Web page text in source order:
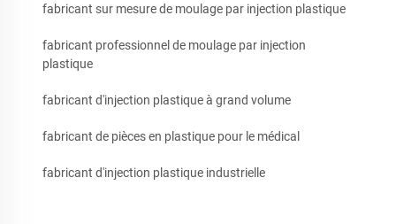
fabricant sur mesure de moulage par injection plastique
fabricant professionnel de moulage par injection
plastique
fabricant d'injection plastique à grand volume
fabricant de pièces en plastique pour le médical
fabricant d'injection plastique industrielle